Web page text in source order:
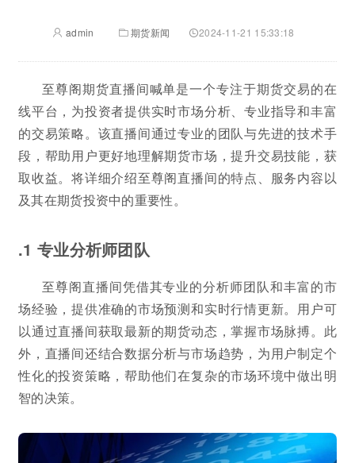
admin 期货新闻 2024-11-21 15:33:18
至尊阁期货直播间喊单是一个专注于期货交易的在
线平台，为投资者提供实时市场分析、专业指导和丰富
的交易策略。该直播间通过专业的团队与先进的技术手
段，帮助用户更好地理解期货市场，提升交易技能，获
取收益。将详细介绍至尊阁直播间的特点、服务内容以
及其在期货投资中的重要性。
.1 专业分析师团队
至尊阁直播间凭借其专业的分析师团队和丰富的市
场经验，提供准确的市场预测和实时行情更新。用户可
以通过直播间获取最新的期货动态，掌握市场脉搏。此
外，直播间还结合数据分析与市场趋势，为用户制定个
性化的投资策略，帮助他们在复杂的市场环境中做出明
智的决策。